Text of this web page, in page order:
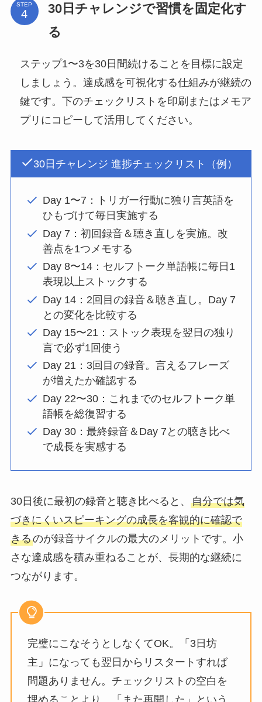
STEP
30日チャレンジで習慣を固定化す
る
ステップ1〜3を30日間続けることを目標に設定
しましょう。達成感を可視化する仕組みが継続の
鍵です。下のチェックリストを印刷またはメモア
プリにコピーして活用してください。
30日チャレンジ 進捗チェックリスト（例）
Day 1〜7：トリガー行動に独り言英語を
ひもづけて毎日実施する
Day 7：初回録音＆聴き直しを実施。改
善点を1つメモする
Day 8〜14：セルフトーク単語帳に毎日1
表現以上ストックする
Day 14：2回目の録音＆聴き直し。Day 7
との変化を比較する
Day 15〜21：ストック表現を翌日の独り
言で必ず1回使う
Day 21：3回目の録音。言えるフレーズ
が増えたか確認する
Day 22〜30：これまでのセルフトーク単
語帳を総復習する
Day 30：最終録音＆Day 7との聴き比べ
で成長を実感する
30日後に最初の録音と聴き比べると、 自分では気
づきにくいスピーキングの成長を客観的に確認で
きるのが録音サイクルの最大のメリットです。小
さな達成感を積み重ねることが、長期的な継続に
つながります。
完璧にこなそうとしなくてOK。「3日坊
主」になっても翌日からリスタートすれば
問題ありません。チェックリストの空白を
埋めることより、「また再開した」という